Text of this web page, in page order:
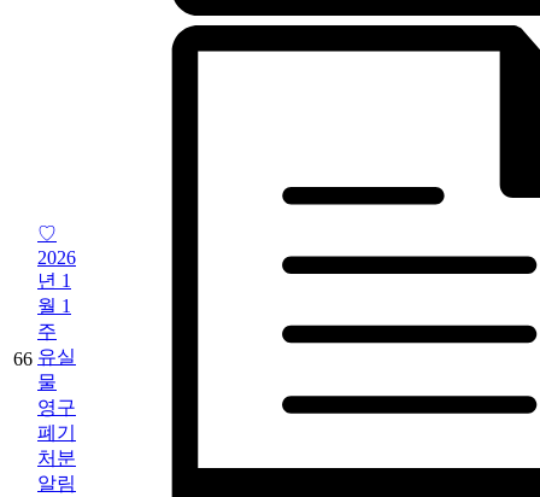
66
♡
2026
년 1
월 1
주
유실
물
영구
폐기
처분
알림